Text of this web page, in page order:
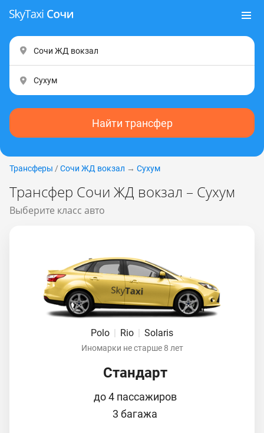
Найти трансфер
Трансферы / Сочи ЖД вокзал → Сухум
Трансфер Сочи ЖД вокзал – Сухум
Выберите класс авто
Polo | Rio | Solaris
Иномарки не старше 8 лет
Стандарт
до 4 пассажиров
3 багажа